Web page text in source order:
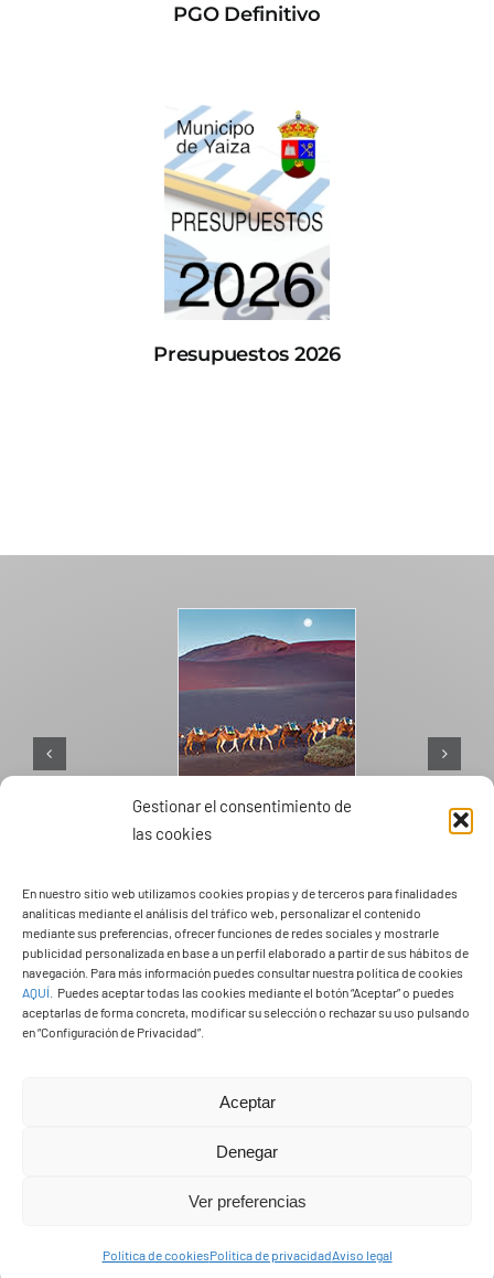
Gestionar el consentimiento de
las cookies
En nuestro sitio web utilizamos cookies propias y de terceros para finalidades
analíticas mediante el análisis del tráfico web, personalizar el contenido
mediante sus preferencias, ofrecer funciones de redes sociales y mostrarle
publicidad personalizada en base a un perfil elaborado a partir de sus hábitos de
navegación. Para más información puedes consultar nuestra política de cookies
AQUÍ
Puedes aceptar todas las cookies mediante el botón “Aceptar” o puedes
aceptarlas de forma concreta, modificar su selección o rechazar su uso pulsando
en “Configuración de Privacidad”.
Aceptar
Denegar
Ver preferencias
Política de cookiesPolítica de privacidadAviso legal
PGO Definitivo
Presupuestos 2026
PASEOS EN CAMELLO